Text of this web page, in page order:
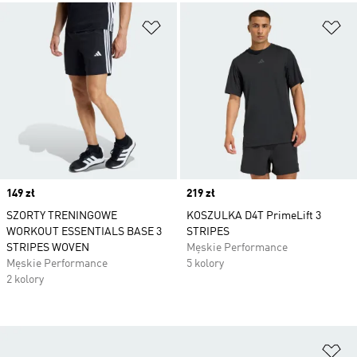
Dodaj do listy życzeń
Price
149 zł
SZORTY TRENINGOWE
WORKOUT ESSENTIALS BASE 3
STRIPES WOVEN
Męskie Performance
2 kolory
Price
219 zł
KOSZULKA D4T PrimeLift 3
STRIPES
Męskie Performance
5 kolory